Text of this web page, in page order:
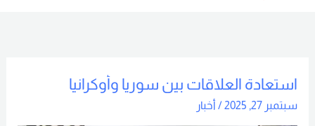
استعادة العلاقات بين سوريا وأوكرانيا
سبتمبر 27, 2025 / أخبار
استعادة
العلاقات